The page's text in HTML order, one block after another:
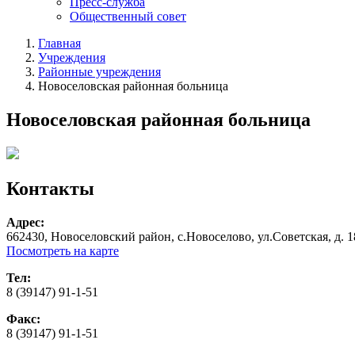
Общественный совет
Главная
Учреждения
Районные учреждения
Новоселовская районная больница
Новоселовская районная больница
Контакты
Адрес:
662430, Новоселовский район, с.Новоселово, ул.Советская, д.
Посмотреть на карте
Тел:
8 (39147) 91-1-51
Факс:
8 (39147) 91-1-51